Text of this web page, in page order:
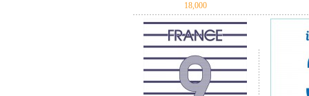
18,000